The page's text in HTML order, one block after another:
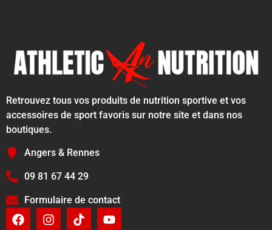
Retrouvez tous vos produits de nutrition sportive et vos
accessoires de sport favoris sur notre site et dans nos
boutiques.
Angers & Rennes
09 81 67 44 29
Formulaire de contact